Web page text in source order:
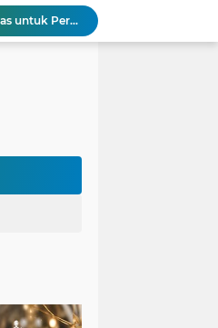
Air Kali Bekasi Menghitam Bak Oli, DLH Siapkan Sanksi Tegas untuk Perusahaan yang Terbukti Mencemari
Heboh! Ratusan Senjata hingga Diduga Sabu Ditemukan di Sekolah Jaksel, Polisi Diminta Usut Tuntas
Heboh Anak Belum Sekolah Sudah Terdaftar di Dapodik, Begini Penjelasan dan Fakta Sebenarnya